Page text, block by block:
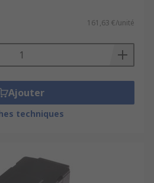
161,63 €/unité
Ajouter
techniques